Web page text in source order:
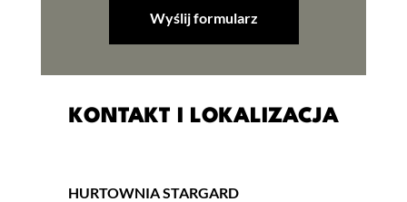
KONTAKT I LOKALIZACJA
HURTOWNIA STARGARD